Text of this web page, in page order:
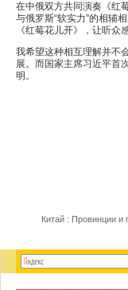
在中俄双方共同演奏《红
与俄罗斯“软实力”的相辅
《红莓花儿开》，让听众
我希望这种相互理解并不
展。而国家主席习近平首
明。
Китай : Провинции и